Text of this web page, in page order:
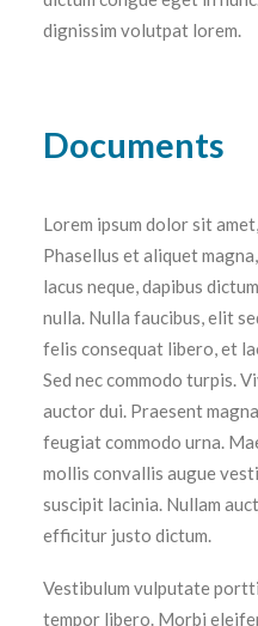
dignissim volutpat lorem.
Documents
Lorem ipsum dolor sit
Phasellus et aliquet
lacus neque, dapibus
nulla. Nulla faucibus, elit
felis consequat libero, et
Sed nec commodo turpis.
auctor dui. Praesent
feugiat commodo urna.
mollis convallis augue
suscipit lacinia. Nullam
efficitur justo dictum.
Vestibulum vulputate
tempor libero. Morbi